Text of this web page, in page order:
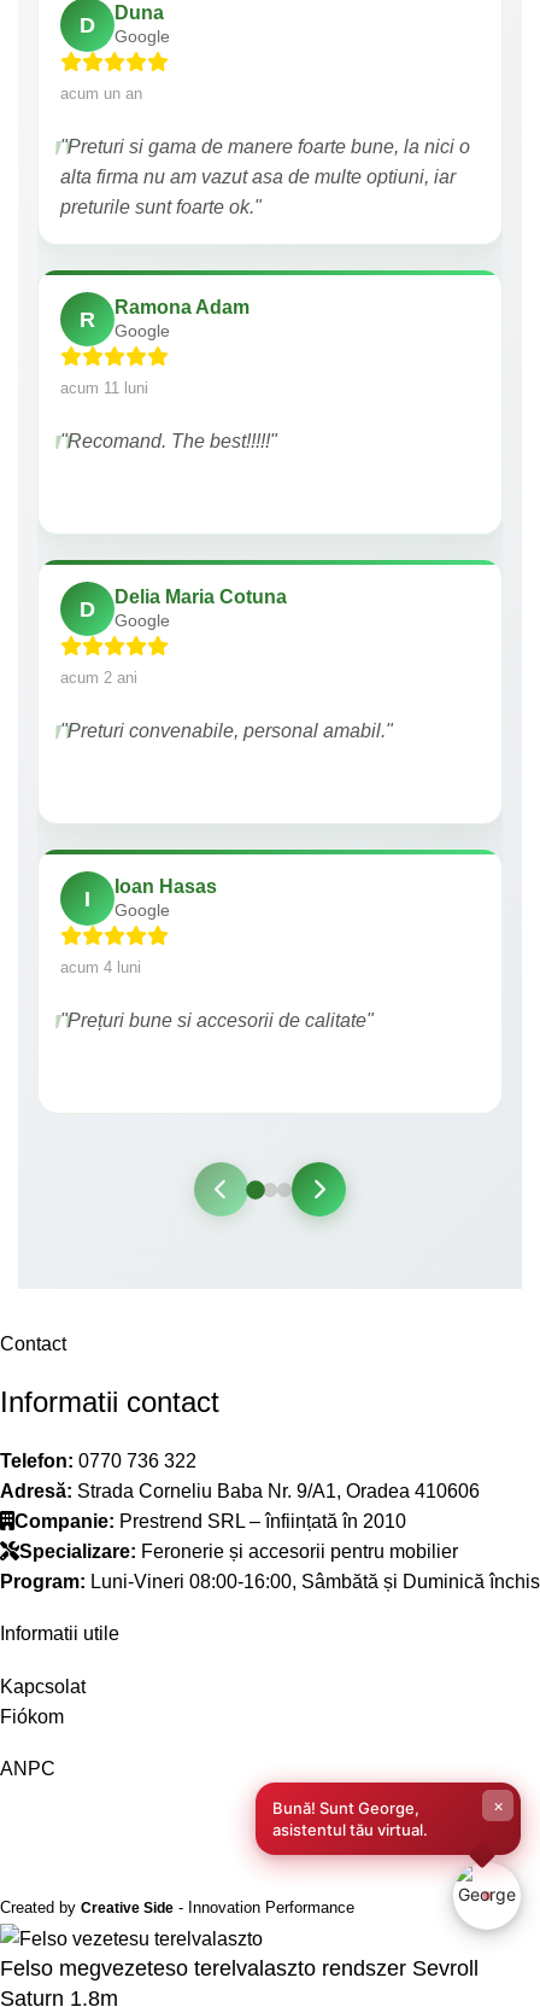
D
Duna
Google
acum un an
"Preturi si gama de manere foarte bune, la nici o
alta firma nu am vazut asa de multe optiuni, iar
preturile sunt foarte ok."
R
Ramona Adam
Google
acum 11 luni
"Recomand. The best!!!!!"
D
Delia Maria Cotuna
Google
acum 2 ani
"Preturi convenabile, personal amabil."
I
Ioan Hasas
Google
acum 4 luni
"Prețuri bune si accesorii de calitate"
Contact
Informatii contact
Telefon: 0770 736 322
Adresă: Strada Corneliu Baba Nr. 9/A1, Oradea 410606
Companie: Prestrend SRL – înființată în 2010
Specializare: Feronerie și accesorii pentru mobilier
Program: Luni-Vineri 08:00-16:00, Sâmbătă și Duminică închis
Informatii utile
Kapcsolat
Fiókom
ANPC
Created by Creative Side - Innovation Performance
Felso megvezeteso terelvalaszto rendszer Sevroll
Saturn 1.8m
Bună! Sunt George,
asistentul tău virtual.
×